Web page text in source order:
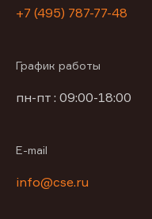
+7 (495) 787-77-48
График работы
пн-пт : 09:00-18:00
E-mail
info@cse.ru